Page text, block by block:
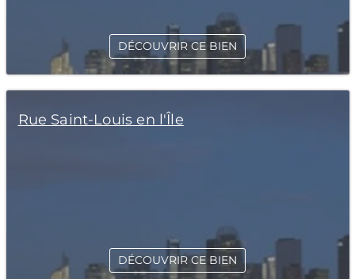
DÉCOUVRIR CE BIEN
Rue Saint-Louis en l'Île
DÉCOUVRIR CE BIEN